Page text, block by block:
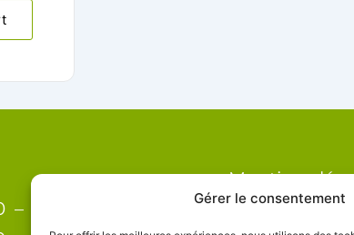
Gérer le consentement
17h00
Mentions